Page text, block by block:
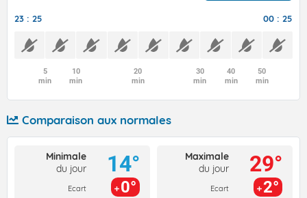
23 : 25 00 : 25
5
min
10
min
20
min
30
min
40
min
50
min
Comparaison aux normales
Minimale
du jour
Ecart
14°
0°
Maximale
du jour
Ecart
29°
2°